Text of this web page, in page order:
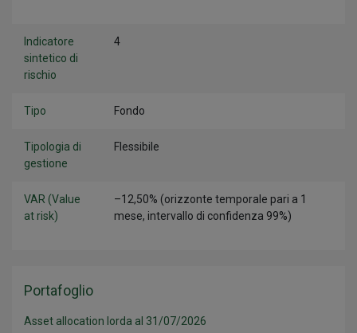
Indicatore
sintetico di
rischio
4
Tipo Fondo
Tipologia di
gestione
Flessibile
VAR (Value
at risk)
–12,50% (orizzonte temporale pari a 1
mese, intervallo di confidenza 99%)
Portafoglio
Asset allocation lorda al 31/07/2026